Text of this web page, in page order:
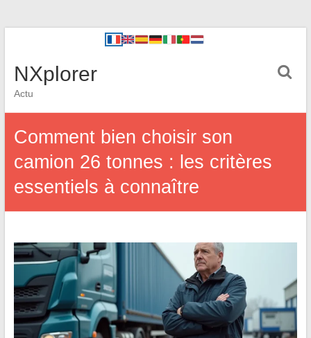
NXplorer
Actu
Comment bien choisir son
camion 26 tonnes : les critères
essentiels à connaître